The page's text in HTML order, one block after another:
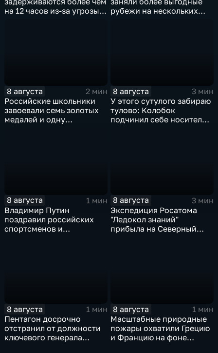
на 12 часов из-за угрозы
рубежи на нескольких
8 августа
2 мин
Российские школьники
завоевали семь золотых
медалей и одну
8 августа
3 мин
У этого сутулого забираю
тулово: Колобок
подчинил себе носителя в
8 августа
1 мин
Владимир Путин
поздравил российских
спортсменов и
8 августа
3 мин
Экспедиция Росатома
"Ледокол знаний"
прибыла на Северный
8 августа
1 мин
Пентагон досрочно
отстранил от должности
ключевого генерала
8 августа
1 мин
Масштабные природные
пожары охватили Грецию
и Францию на фоне